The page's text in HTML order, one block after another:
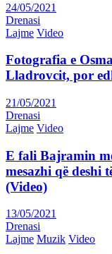
24/05/2021
Drenasi
Lajme Video
Fotografia e
Lladrovcit, por
21/05/2021
Drenasi
Lajme Video
E fali Bajramin
mesazhi që deshi
(Video)
13/05/2021
Drenasi
Lajme Muzik Video